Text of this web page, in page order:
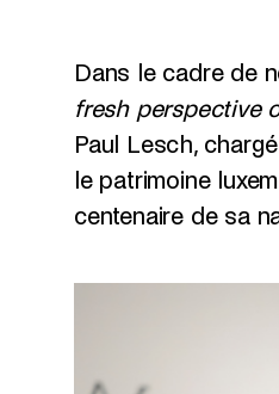
Dans le cadre de
fresh perspective
Paul Lesch,
le patrimoine
centenaire de sa